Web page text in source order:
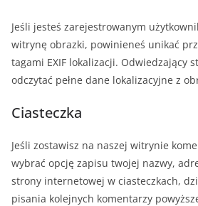
Jeśli jesteś zarejestrowanym
witrynę obrazki, powinieneś unikać
tagami EXIF lokalizacji. Odwiedzający
odczytać pełne dane lokalizacyjne z
Ciasteczka
Jeśli zostawisz na naszej witrynie
wybrać opcję zapisu twojej nazwy,
strony internetowej w ciasteczkach,
pisania kolejnych komentarzy